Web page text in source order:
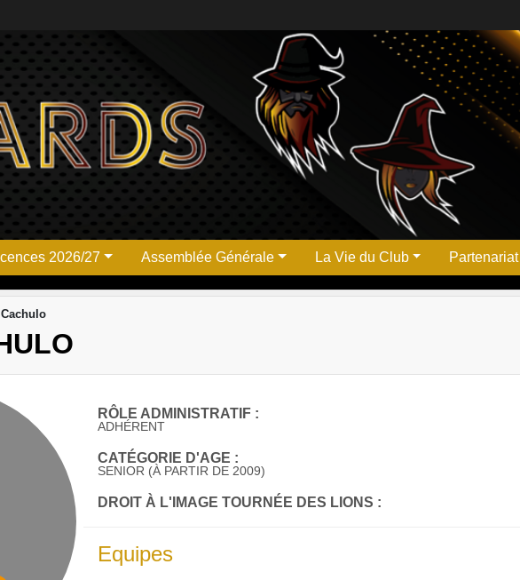
2026/27 Assemblée Générale La Vie du Club Partenariat
RÔLE ADMINISTRATIF :
ADHÉRENT
CATÉGORIE D'AGE :
SENIOR (À PARTIR DE 2009)
DROIT À L'IMAGE TOURNÉE DES LIONS :
Equipes